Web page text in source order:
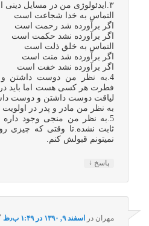
۳.ایدئولوژی من در مسایل دینی ام این است:
التماس به خدا شجاعت است
اگر برآورده شد رحمت است
اگر برآورده نشد حکمت است
التماس به خلق ذلت است
اگر برآورده شد منت است
اگر برآورده نشد خفت است
4.به نظر من دوست داشتن
فطرت هر کسی هست اما باید
لیاقت دوست داشتن و دوست
به نظر من مادر و پدر در اولویت
5.به نظر من منجی وجود داره
ثابت نشده.تا وقتی که چیزی
نمیتونم قبولش کنم.
پاسخ ↓
مهران در اسفند ۹, ۱۳۹۰ در ۱:۴۹ ب٫ظ